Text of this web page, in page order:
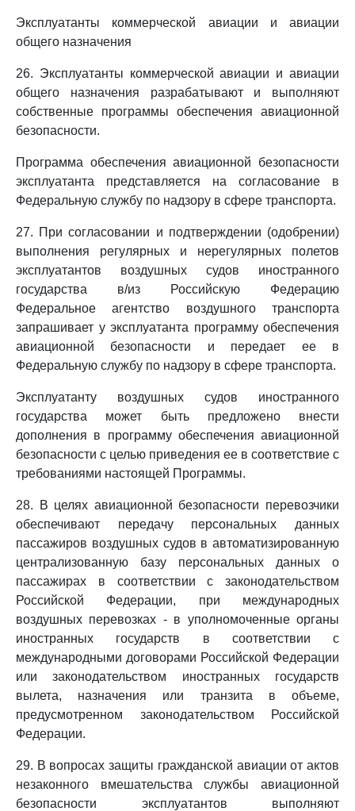
Эксплуатанты коммерческой авиации и авиации
общего назначения
26. Эксплуатанты коммерческой авиации и авиации
общего назначения разрабатывают и выполняют
собственные программы обеспечения авиационной
безопасности.
Программа обеспечения авиационной безопасности
эксплуатанта представляется на согласование в
Федеральную службу по надзору в сфере транспорта.
27. При согласовании и подтверждении (одобрении)
выполнения регулярных и нерегулярных полетов
эксплуатантов воздушных судов иностранного
государства в/из Российскую Федерацию
Федеральное агентство воздушного транспорта
запрашивает у эксплуатанта программу обеспечения
авиационной безопасности и передает ее в
Федеральную службу по надзору в сфере транспорта.
Эксплуатанту воздушных судов иностранного
государства может быть предложено внести
дополнения в программу обеспечения авиационной
безопасности с целью приведения ее в соответствие с
требованиями настоящей Программы.
28. В целях авиационной безопасности перевозчики
обеспечивают передачу персональных данных
пассажиров воздушных судов в автоматизированную
централизованную базу персональных данных о
пассажирах в соответствии с законодательством
Российской Федерации, при международных
воздушных перевозках - в уполномоченные органы
иностранных государств в соответствии с
международными договорами Российской Федерации
или законодательством иностранных государств
вылета, назначения или транзита в объеме,
предусмотренном законодательством Российской
Федерации.
29. В вопросах защиты гражданской авиации от актов
незаконного вмешательства службы авиационной
безопасности эксплуатантов выполняют